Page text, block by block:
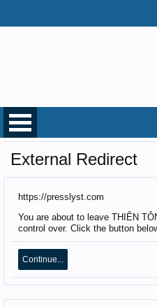
Trang chủ
External Redirect
https://presslyst.com
You are about to leave THIÊN
control over. Click the button
Continue...